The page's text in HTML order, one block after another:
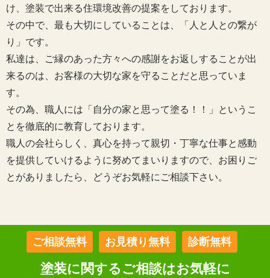
け、塗装で出来る住環境改善の提案をしております。
その中で、最も大切にしていることは、「人と人との繋が
り」です。
私達は、ご縁のあった方々への感謝をお返しすることが出
来るのは、お客様の大切な家を守ることだと思っていま
す。
その為、職人には「自分の家と思って塗る！！」というこ
とを徹底的に教育しております。
職人の会社らしく、真心を持って親切・丁寧な仕事と感動
を提供していけるように努めてまいりますので、お困りご
とがありましたら、どうぞお気軽にご相談下さい。
ご相談無料 お見積り無料 診断無料
塗装に関するご相談はお気軽に